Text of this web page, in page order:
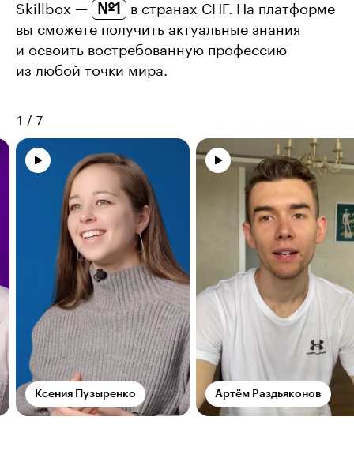
Skillbox — №1
в странах СНГ. На платформе
вы сможете получить актуальные знания
и освоить востребованную профессию
из любой точки мира.
1 / 7
Ксения Пузыренко Артём Раздьяконов